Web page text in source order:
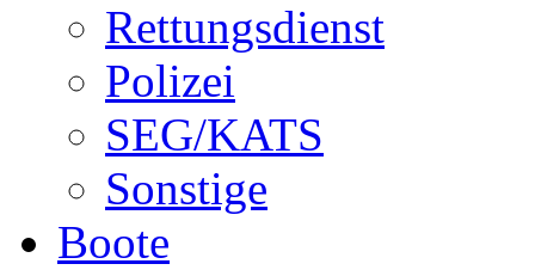
Rettungsdienst
Polizei
SEG/KATS
Sonstige
Boote